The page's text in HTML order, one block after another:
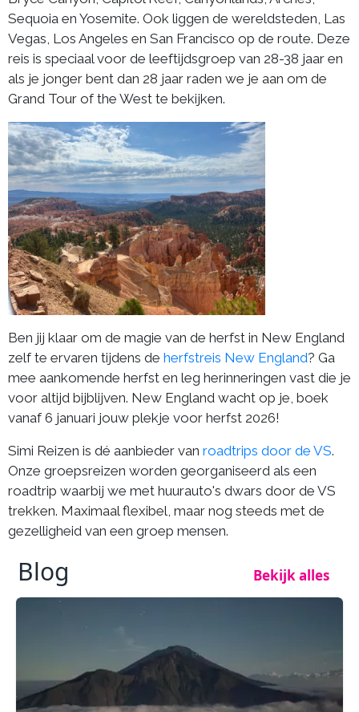
Sequoia en Yosemite. Ook liggen de wereldsteden, Las
Vegas, Los Angeles en San Francisco op de route. Deze
reis is speciaal voor de leeftijdsgroep van 28-38 jaar en
als je jonger bent dan 28 jaar raden we je aan om de
Grand Tour of the West te bekijken.
Ben jij klaar om de magie van de herfst in New England
zelf te ervaren tijdens de herfstreis New England? Ga
mee aankomende herfst en leg herinneringen vast die je
voor altijd bijblijven. New England wacht op je, boek
vanaf 6 januari jouw plekje voor herfst 2026!
Simi Reizen is dé aanbieder van roadtrips door de VS.
Onze groepsreizen worden georganiseerd als een
roadtrip waarbij we met huurauto's dwars door de VS
trekken. Maximaal flexibel, maar nog steeds met de
gezelligheid van een groep mensen.
Blog Bekijk alles